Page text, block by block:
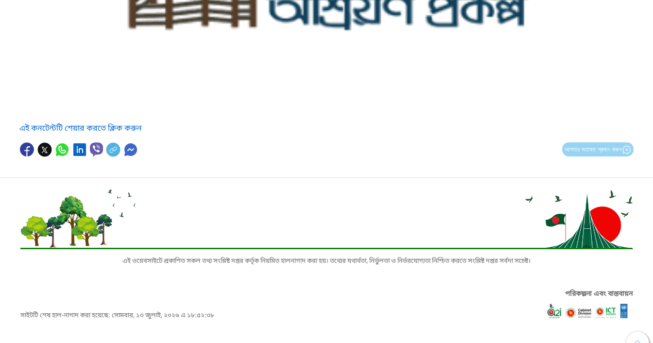
এই কনটেন্টটি শেয়ার করতে ক্লিক করুন
আপনার মতামত প্রদান করুন
এই ওয়েবসাইটে প্রকাশিত সকল তথ্য সংশ্লিষ্ট দপ্তর কর্তৃক নিয়মিত হালনাগাদ করা হয়। তথ্যের যথার্থতা, নির্ভুলতা ও নির্ভরযোগ্যতা নিশ্চিত করতে সংশ্লিষ্ট দপ্তর সর্বদা সচেষ্ট।
সাইটটি শেষ হাল-নাগাদ করা হয়েছে: সোমবার, ১৩ জুলাই, ২০২৬ এ ১৮:৫২:৩৮
পরিকল্পনা এবং বাস্তবায়ন